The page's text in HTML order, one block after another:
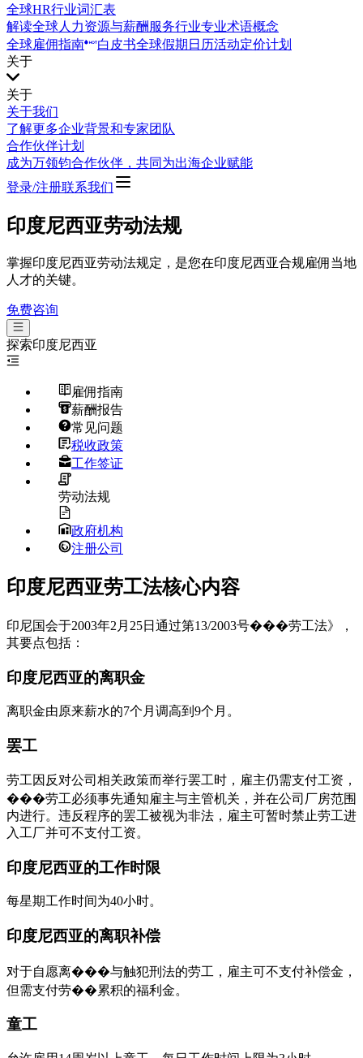
全球HR行业词汇表
解读全球人力资源与薪酬服务行业专业术语概念
全球雇佣指南
白皮书全球假期日历活动定价计划
关于
关于
关于我们
了解更多企业背景和专家团队
合作伙伴计划
成为万领钧合作伙伴，共同为出海企业赋能
登录/注册联系我们
印度尼西亚劳动法规
掌握印度尼西亚劳动法规定，是您在印度尼西亚合规雇佣当地
人才的关键。
免费咨询
探索印度尼西亚
雇佣指南
薪酬报告
常见问题
税收政策
工作签证
劳动法规
政府机构
注册公司
印度尼西亚劳工法核心内容
印尼国会于2003年2月25日通过第13/2003号���劳工法》，
其要点包括：
印度尼西亚的离职金
离职金由原来薪水的7个月调高到9个月。
罢工
劳工因反对公司相关政策而举行罢工时，雇主仍需支付工资，
���劳工必须事先通知雇主与主管机关，并在公司厂房范围
内进行。违反程序的罢工被视为非法，雇主可暂时禁止劳工进
入工厂并可不支付工资。
印度尼西亚的工作时限
每星期工作时间为40小时。
印度尼西亚的离职补偿
对于自愿离���与触犯刑法的劳工，雇主可不支付补偿金，
但需支付劳��累积的福利金。
童工